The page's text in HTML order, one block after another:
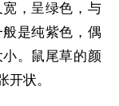
，呈绿色，与
是纯紫色，偶
。鼠尾草的颜
开状。